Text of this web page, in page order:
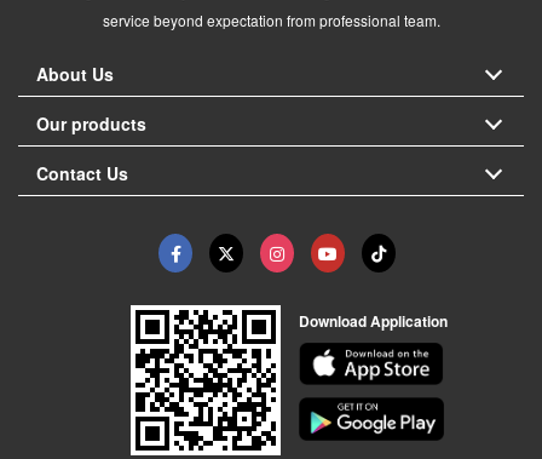
service beyond expectation from professional team.
About Us
Our products
Contact Us
Download Application